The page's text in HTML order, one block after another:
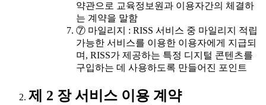
약관으로 교육정보원과 이용자간의 체결하
는 계약을 말함
⑦ 마일리지 : RISS 서비스 중 마일리지 적립
가능한 서비스를 이용한 이용자에게 지급되
며, RISS가 제공하는 특정 디지털 콘텐츠를
구입하는 데 사용하도록 만들어진 포인트
제 2 장 서비스 이용 계약